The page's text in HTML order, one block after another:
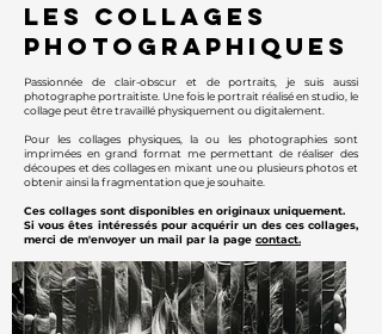
Les collages
photographiques
Passionnée de clair-obscur et de portraits, je suis aussi
photographe portraitiste. Une fois le portrait réalisé en studio, le
collage peut être travaillé physiquement ou digitalement.
Pour les collages physiques, la ou les photographies sont
imprimées en grand format me permettant de réaliser des
découpes et des collages en mixant une ou plusieurs photos et
obtenir ainsi la fragmentation que je souhaite.
Ces collages sont disponibles en originaux uniquement.
Si vous êtes intéressés pour acquérir un des ces collages,
merci de m'envoyer un mail par la page contact.